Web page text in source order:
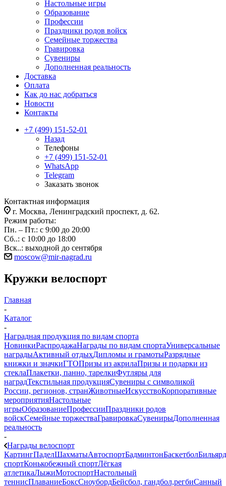
Настольные игры
Образование
Профессии
Праздники родов войск
Семейные торжества
Гравировка
Сувениры
Дополненная реальность
Доставка
Оплата
Как до нас добраться
Новости
Контакты
+7 (499) 151-52-01
Назад
Телефоны
+7 (499) 151-52-01
WhatsApp
Telegram
Заказать звонок
Контактная информация
г. Москва, Ленинградский проспект, д. 62.
Режим работы:
Пн. – Пт.: с 9:00 до 20:00
Сб..: с 10:00 до 18:00
Вск..: выходной до сентября
moscow@mir-nagrad.ru
Кружки велоспорт
Главная
-
Каталог
-
Наградная продукция по видам спорта
НовинкиРаспродажаНаграды по видам спортаУниверсальные
наградыАктивный отдыхДипломы и грамотыРазрядные
книжки и значкиГТОПризы из акрилаПризы и подарки из
стеклаПлакетки, панно, тарелкиФутляры для
наградТекстильная продукцияСувениры с символикой
России, регионов, странЖивотныеИскусствоКорпоративные
мероприятияНастольные
игрыОбразованиеПрофессииПраздники родов
войскСемейные торжестваГравировкаСувенирыДополненная
реальность
-
Награды велоспорт
КартингПаделШахматыАвтоспортБадминтонБаскетболБильярд
спортКонькобежный спортЛёгкая
атлетикаЛыжиМотоспортНастольный
теннисПлаваниеБоксСноубордБейсбол, гандбол,регбиСанный